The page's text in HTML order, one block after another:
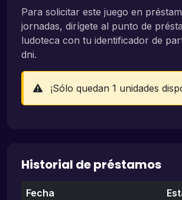
Para solicitar este juego en
jornadas, dirígete al punto de
ludoteca con tu identificador de
dni.
¡Sólo quedan 1 unidades
Historial de préstamos
Fecha